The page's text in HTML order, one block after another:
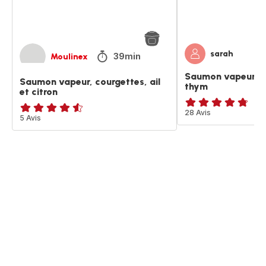
Moulinex 39min
Saumon vapeur, courgettes, ail
et citron
ratings.4.5
5 Avis
sarah
Saumon vapeur
thym
ratings.4.7
28 Avis